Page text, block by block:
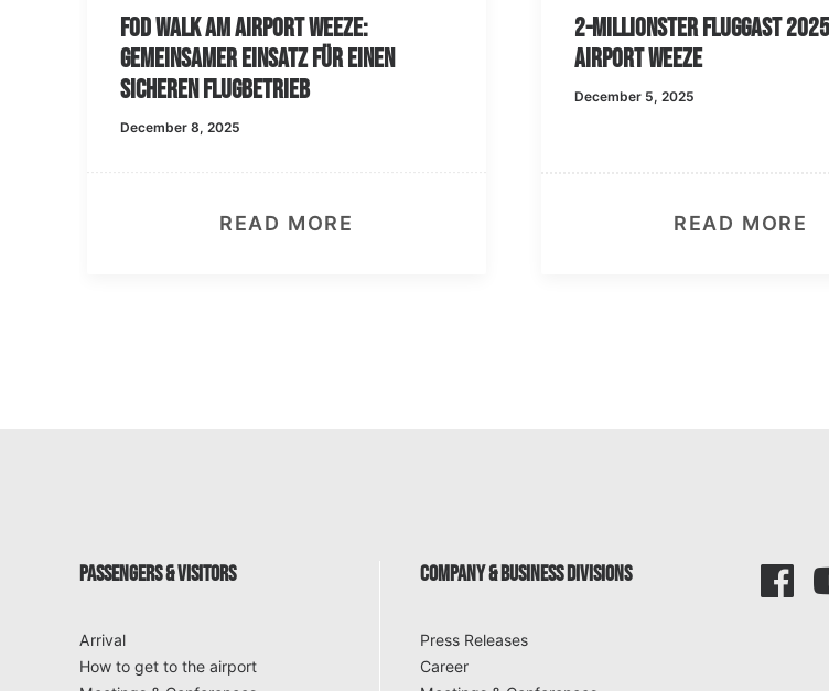
FOD Walk am Airport Weeze:
Gemeinsamer Einsatz für einen
sicheren Flugbetrieb
December 8, 2025
READ MORE
2-millionster Fluggast 2025 am
Airport Weeze
December 5, 2025
READ MORE
PASSENGERS & VISITORS
Arrival
How to get to the airport
COMPANY & BUSINESS DIVISIONS
Press Releases
Career